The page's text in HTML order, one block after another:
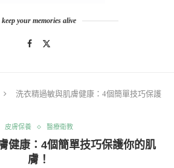
keep your memories alive
洗衣精過敏與肌膚健康：4個簡單技巧保護
皮膚保養 醫療衛教
健康：4個簡單技巧保護你的肌
膚！